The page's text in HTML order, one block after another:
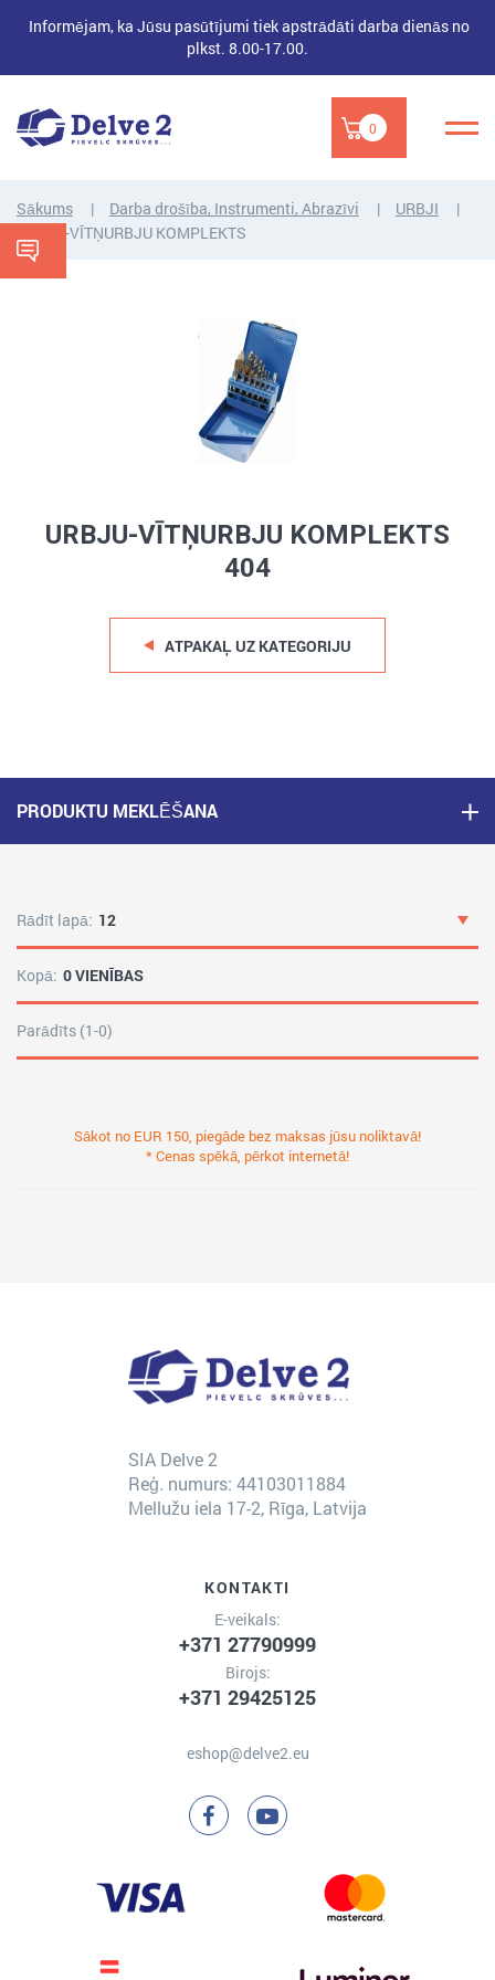
Informējam, ka Jūsu pasūtījumi tiek apstrādāti darba dienās no
plkst. 8.00-17.00.
0
Sākums Darba drošība, Instrumenti, Abrazīvi
URBJI
URBJU-VĪTŅURBJU KOMPLEKTS
URBJU-VĪTŅURBJU KOMPLEKTS
404
ATPAKAĻ UZ KATEGORIJU
PRODUKTU MEKLĒŠANA
Rādīt lapā: 12
Kopā: 0 VIENĪBAS
Parādīts (1-0)
Sākot no EUR 150, piegāde bez maksas jūsu noliktavā!
* Cenas spēkā, pērkot internetā!
SIA Delve 2
Reģ. numurs: 44103011884
Mellužu iela 17-2, Rīga, Latvija
KONTAKTI
E-veikals:
+371 27790999
Birojs:
+371 29425125
eshop@delve2.eu